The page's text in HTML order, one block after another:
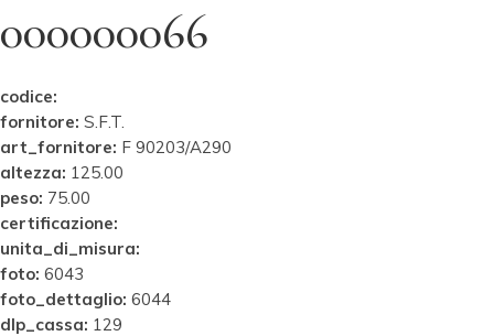
000000066
codice:
fornitore: S.F.T.
art_fornitore: F 90203/A290
altezza: 125.00
peso: 75.00
certificazione:
unita_di_misura:
foto: 6043
foto_dettaglio: 6044
dlp_cassa: 129